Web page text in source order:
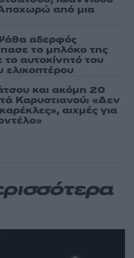
από μια
αδερφός
το μπλόκο της
αυτοκίνητό του
ελικοπτέρου
και ακόμη 20
Καρυστιανού: «Δεν
αιχμές για